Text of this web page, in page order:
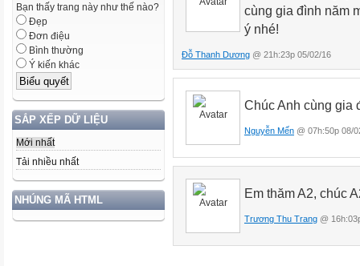
Bạn thấy trang này như thế nào?
Đẹp
Đơn điệu
Bình thường
Ý kiến khác
SẮP XẾP DỮ LIỆU
Mới nhất
Tải nhiều nhất
NHÚNG MÃ HTML
cùng gia đình năm
ý nhé!
Đỗ Thanh Dương @ 21h:23p 05/02/16
Chúc Anh cùng
Nguyễn Mến @ 07h:50p 08/
Em thăm A2, chúc
Trương Thu Trang @